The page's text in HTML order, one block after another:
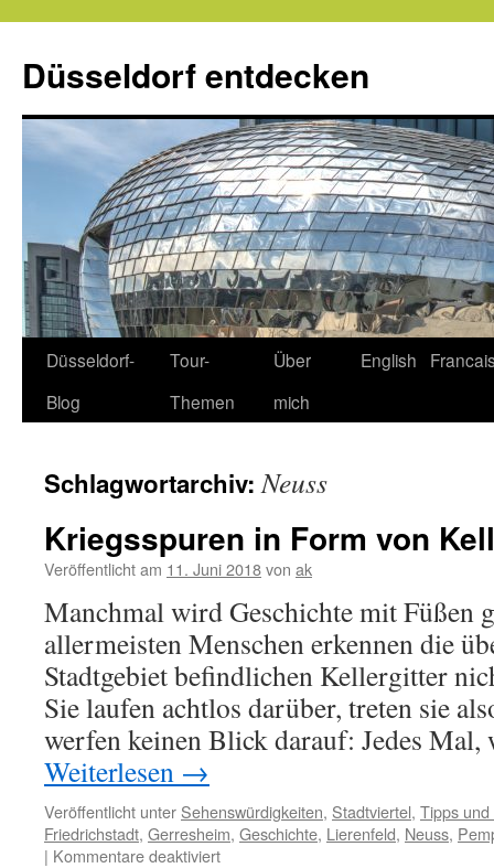
springen
Düsseldorf entdecken
Düsseldorf-
Blog
Tour-
Themen
Über
mich
English
Schlagwortarchiv:Neuss
Kriegsspuren in Form von
Veröffentlicht am 11. Juni 2018von ak
Manchmal wird Geschichte mit Füßen
allermeisten Menschen erkennen die
Stadtgebiet befindlichen Kellergitter
Sie laufen achtlos darüber, treten sie
werfen keinen Blick darauf: Jedes
Weiterlesen →
Veröffentlicht unter Sehenswürdigkeiten, Stadtviertel, Tipps
Friedrichstadt, Gerresheim, Geschichte, Lierenfeld, Neuss,
| Kommentare deaktiviertfür